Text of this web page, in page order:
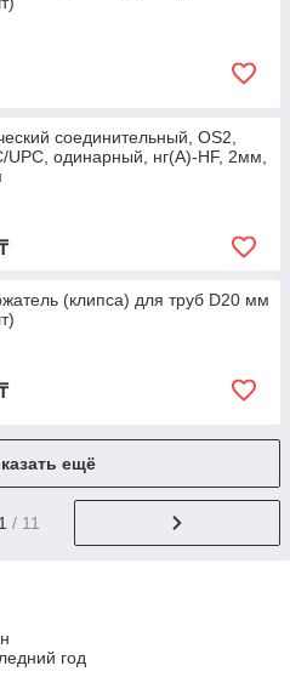
соединительный, OS2,
UPC, одинарный, нг(А)-HF, 2мм,
(клипса) для труб D20 мм
ещё
1 / 11
год